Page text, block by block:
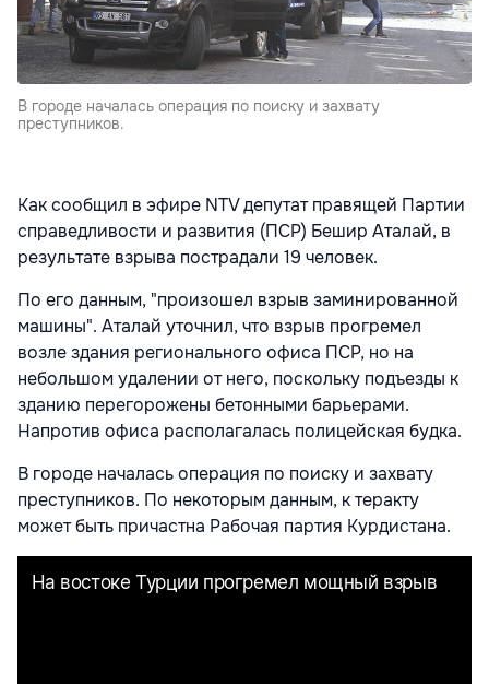
В городе началась операция по поиску и захвату
преступников.
Как сообщил в эфире NTV депутат правящей Партии
справедливости и развития (ПСР) Бешир Аталай, в
результате взрыва пострадали 19 человек.
По его данным, "произошел взрыв заминированной
машины". Аталай уточнил, что взрыв прогремел
возле здания регионального офиса ПСР, но на
небольшом удалении от него, поскольку подъезды к
зданию перегорожены бетонными барьерами.
Напротив офиса располагалась полицейская будка.
В городе началась операция по поиску и захвату
преступников. По некоторым данным, к теракту
может быть причастна Рабочая партия Курдистана.